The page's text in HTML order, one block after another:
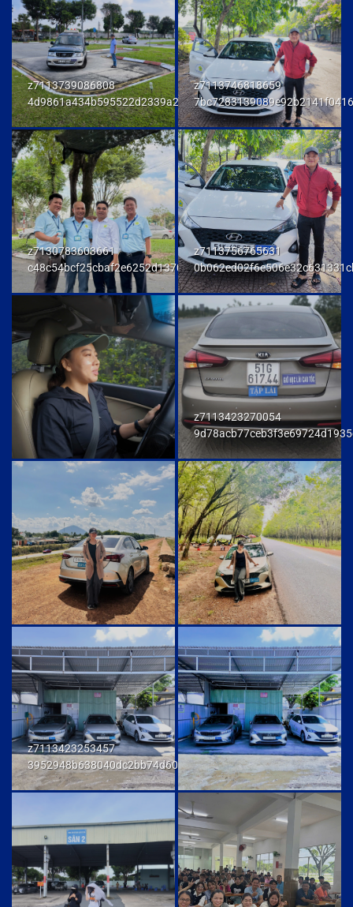
z7113739086808
4d9861a434b595522d2339a23458e048
z7113746818659
z7130783603661
c48c54bcf25cbaf2e6252d137093a294
z7113756765631
z7113423270054
z7113423253457
3952948b638040dc2bb74d606db7a6f9